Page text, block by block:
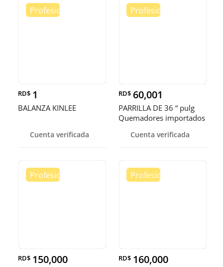
RD$ 1
BALANZA KINLEE
Cuenta verificada
RD$ 60,001
PARRILLA DE 36 “ pulg
Quemadores importados
Cuenta verificada
RD$ 150,000 RD$ 160,000